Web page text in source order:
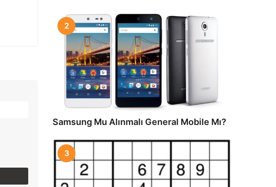
2
Samsung Mu Alınmalı General Mobile Mı?
3